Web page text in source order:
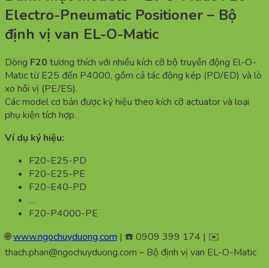
Electro-Pneumatic Positioner – Bộ
định vị van EL-O-Matic
Dòng F20 tương thích với nhiều kích cỡ bộ truyền động El-O-
Matic từ E25 đến P4000, gồm cả tác động kép (PD/ED) và lò
xo hồi vị (PE/ES).
Các model cơ bản được ký hiệu theo kích cỡ actuator và loại
phụ kiện tích hợp.
Ví dụ ký hiệu:
F20-E25-PD
F20-E25-PE
F20-E40-PD
…
F20-P4000-PE
🌐www.ngochuyduong.com | ☎️ 0909 399 174 | ✉️
thach.phan@ngochuyduong.com – Bộ định vị van EL-O-Matic